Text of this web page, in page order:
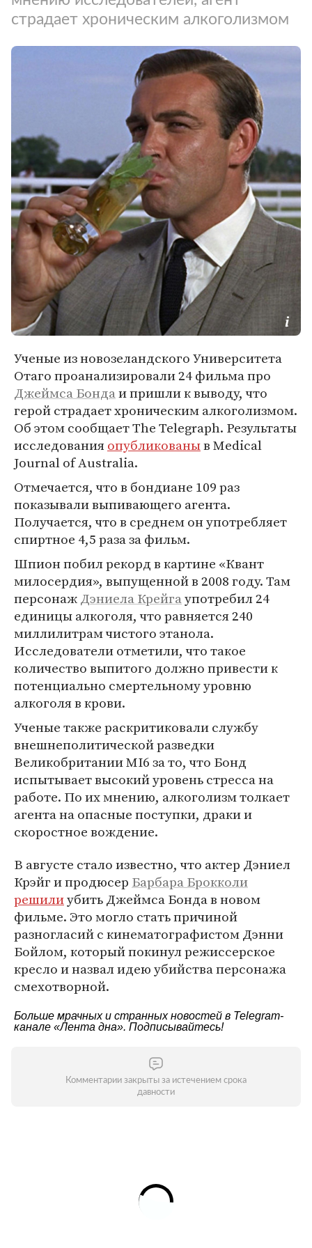
страдает хроническим алкоголизмом
Ученые из новозеландского Университета
Отаго проанализировали 24 фильма про
Джеймса Бондаи пришли к выводу, что
герой страдает хроническим алкоголизмом.
Об этом сообщает The Telegraph. Результаты
исследованияопубликованыв Medical
Journal of Australia.
Отмечается, что в бондиане 109 раз
показывали выпивающего агента.
Получается, что в среднем он употребляет
спиртное 4,5 раза за фильм.
Шпион побил рекорд в картине «Квант
милосердия», выпущенной в 2008 году. Там
персонажДэниела Крейгаупотребил 24
единицы алкоголя, что равняется 240
миллилитрам чистого этанола.
Исследователи отметили, что такое
количество выпитого должно привести к
потенциально смертельному уровню
алкоголя в крови.
Ученые также раскритиковали службу
внешнеполитической разведки
Великобритании MI6 за то, что Бонд
испытывает высокий уровень стресса на
работе. По их мнению, алкоголизм толкает
агента на опасные поступки, драки и
скоростное вождение.
В августе стало известно, что актер Дэниел
Крэйг и продюсер Барбара Брокколи
решилиубить Джеймса Бонда в новом
фильме. Это могло стать причиной
разногласий с кинематографистом Дэнни
Бойлом, который покинул режиссерское
кресло и назвал идею убийства персонажа
смехотворной.
Больше мрачных и странных новостей в Telegram-
канале «Лента дна». Подписывайтесь!
Комментарии закрыты за истечением срока
давности